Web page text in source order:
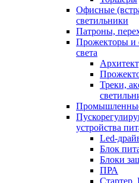
Офисные
светильники
Патроны,
Прожекторы и
света
Треки,
устройства
Led-
Блок
Блоки
ПРА